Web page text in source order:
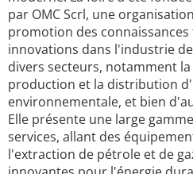
par OMC Scrl, une
promotion des
innovations dans l'industrie
divers secteurs, notamment
production et la distribution
environnementale, et bien
Elle présente une large
services, allant des
l'extraction de pétrole et de